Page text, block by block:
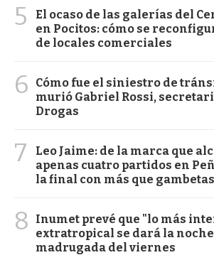
5
El ocaso de las galerías del
en Pocitos: cómo se
de locales comerciales
6
Cómo fue el siniestro de
murió Gabriel Rossi,
Drogas
7
Leo Jaime: de la marca que
apenas cuatro partidos en
la final con más que gambetas
8
Inumet prevé que "lo más
extratropical se dará la noche
madrugada del viernes